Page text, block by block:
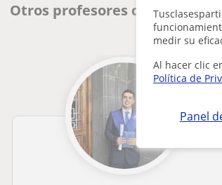
medir su
Al hacer clic
Política de
Panel
Otros profesores de Física